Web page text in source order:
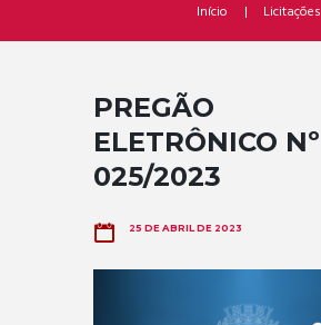
Início Licitações
PREGÃO
ELETRÔNICO Nº
025/2023
25 DE ABRIL DE 2023